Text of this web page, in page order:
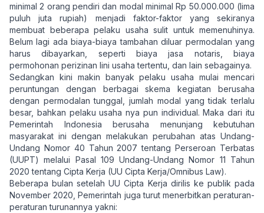
minimal 2 orang pendiri dan modal minimal Rp 50.000.000 (lima
puluh juta rupiah) menjadi faktor-faktor yang sekiranya
membuat beberapa pelaku usaha sulit untuk memenuhinya.
Belum lagi ada biaya-biaya tambahan diluar permodalan yang
harus dibayarkan, seperti biaya jasa notaris, biaya
permohonan perizinan lini usaha tertentu, dan lain sebagainya.
Sedangkan kini makin banyak pelaku usaha mulai mencari
peruntungan dengan berbagai skema kegiatan berusaha
dengan permodalan tunggal, jumlah modal yang tidak terlalu
besar, bahkan pelaku usaha nya pun individual. Maka dari itu
Pemerintah Indonesia berusaha menunjang kebutuhan
masyarakat ini dengan melakukan perubahan atas Undang-
Undang Nomor 40 Tahun 2007 tentang Perseroan Terbatas
(UUPT) melalui Pasal 109 Undang-Undang Nomor 11 Tahun
2020 tentang Cipta Kerja (UU Cipta Kerja/Omnibus Law).
Beberapa bulan setelah UU Cipta Kerja dirilis ke publik pada
November 2020, Pemerintah juga turut menerbitkan peraturan-
peraturan turunannya yakni: